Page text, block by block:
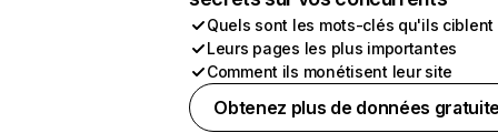
Quels sont les mots-clés qu'ils ciblent
Leurs pages les plus importantes
Comment ils monétisent leur site
Obtenez plus de données